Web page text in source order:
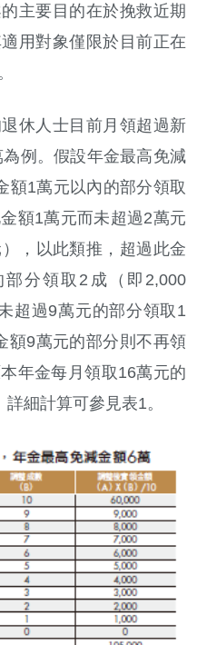
主要目的在於挽救近期
用對象僅限於目前正在
休人士目前月領超過新
例。假設年金最高免減
額1萬元以內的部分領取
額1萬元而未超過2萬元
，以此類推，超過此金
分領取2成（即2,000
超過9萬元的部分領取1
額9萬元的部分則不再領
年金每月領取16萬元的
細計算可參見表1。